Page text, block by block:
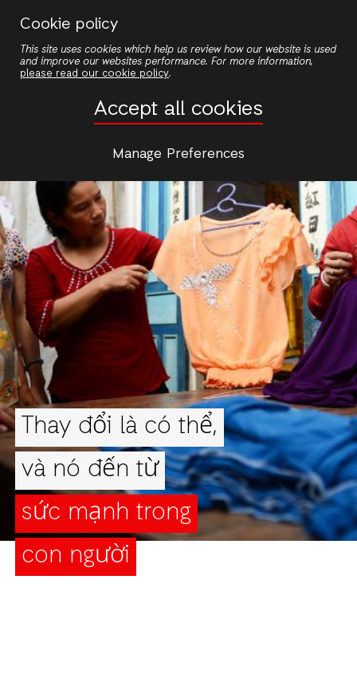
Cookie policy
This site uses cookies which help us review how our website is used
and improve our websites performance. For more information,
please read our cookie policy.
Accept all cookies
Manage Preferences
main
Thay đổi là có thể,
và nó đến từ
sức mạnh trong
con người